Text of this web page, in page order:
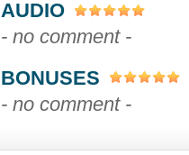
AUDIO
- no comment -
BONUSES
- no comment -